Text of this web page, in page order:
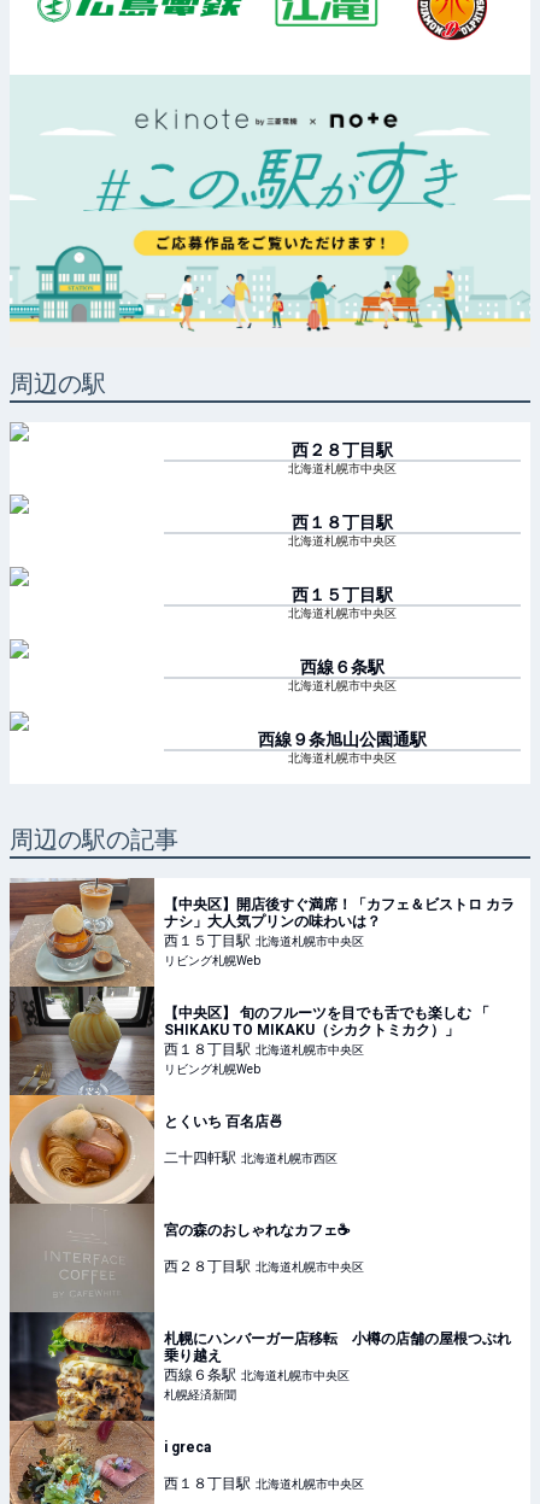
周辺の駅
西２８丁目駅
北海道札幌市中央区
西１８丁目駅
北海道札幌市中央区
西１５丁目駅
北海道札幌市中央区
西線６条駅
北海道札幌市中央区
西線９条旭山公園通駅
北海道札幌市中央区
周辺の駅の記事
【中央区】開店後すぐ満席！「カフェ＆ビストロ カラ
ナシ」大人気プリンの味わいは？
西１５丁目駅 北海道札幌市中央区
リビング札幌Web
【中央区】 旬のフルーツを目でも舌でも楽しむ 「
SHIKAKU TO MIKAKU（シカクトミカク）」
西１８丁目駅 北海道札幌市中央区
リビング札幌Web
とくいち 百名店🍜
二十四軒駅 北海道札幌市西区
宮の森のおしゃれなカフェ☕️
西２８丁目駅 北海道札幌市中央区
札幌にハンバーガー店移転 小樽の店舗の屋根つぶれ
乗り越え
西線６条駅 北海道札幌市中央区
札幌経済新聞
i greca
西１８丁目駅 北海道札幌市中央区